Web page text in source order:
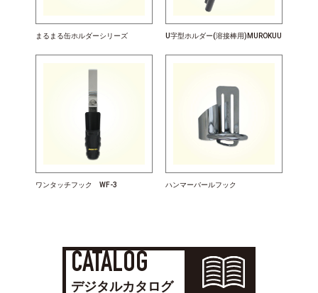
まるまる缶ホルダーシリーズ U字型ホルダー(溶接棒用)MUROKUU
ワンタッチフック WF-3 ハンマーバールフック
CATALOG
デジタルカタログ